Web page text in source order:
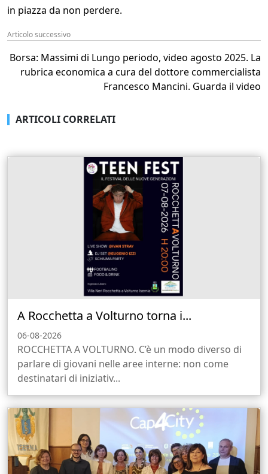
in piazza da non perdere.
Articolo successivo
Borsa: Massimi di Lungo periodo, video agosto 2025. La
rubrica economica a cura del dottore commercialista
Francesco Mancini. Guarda il video
ARTICOLI CORRELATI
A Rocchetta a Volturno torna i...
06-08-2026
ROCCHETTA A VOLTURNO. C’è un modo diverso di
parlare di giovani nelle aree interne: non come
destinatari di iniziativ...